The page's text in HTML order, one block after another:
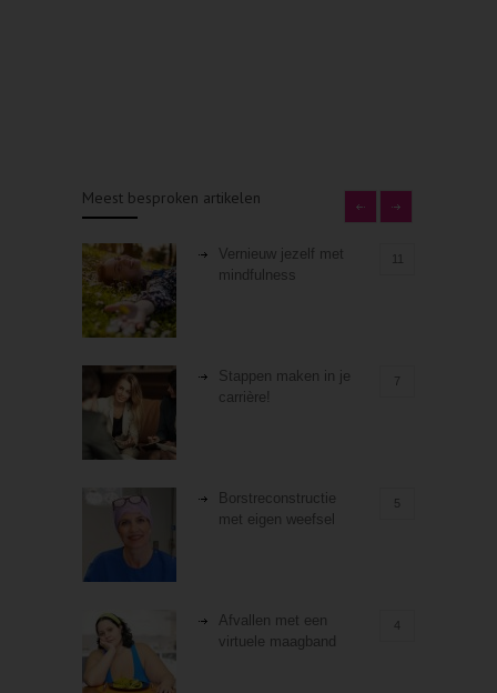
Meest besproken artikelen
Vernieuw jezelf met
mindfulness
Stappen maken in je
carrière!
7
Borstreconstructie
met eigen weefsel
5
Afvallen met een
virtuele maagband
4